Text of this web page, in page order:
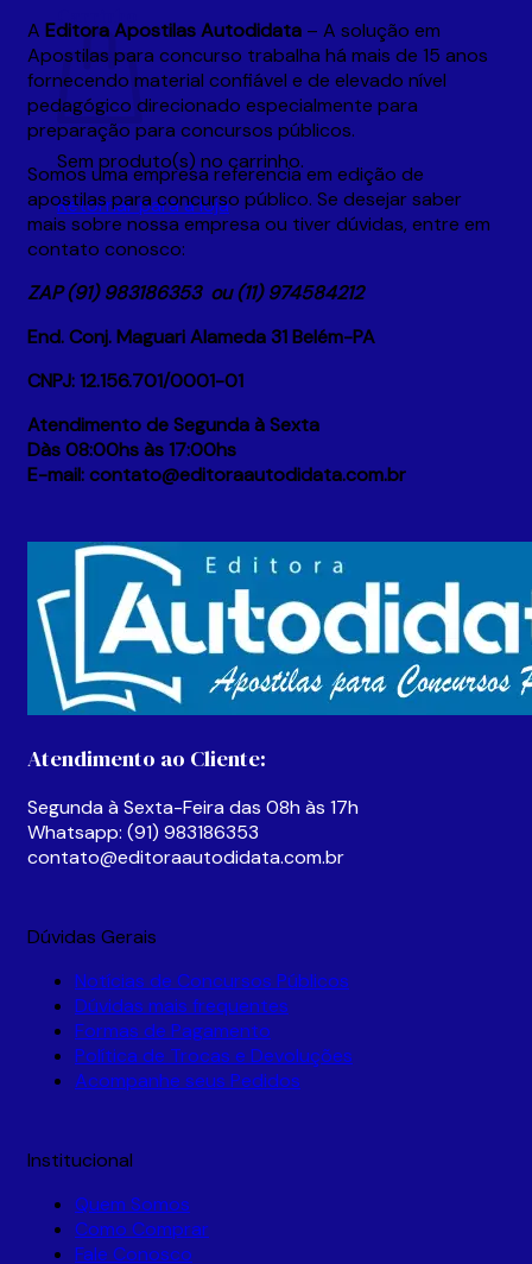
Sem produto(s) no carrinho.
Retornar para a loja
A EditoraApostilas Autodidata – A solução em
Apostilas para concurso trabalha há mais de 15 anos
fornecendo material confiável e de elevado nível
pedagógico direcionado especialmente para
preparação para concursos públicos.
Somos uma empresa referencia em edição de
apostilas para concurso público. Se desejar saber
mais sobre nossa empresa ou tiver dúvidas, entre em
contato conosco:
ZAP (91) 983186353 ou (11) 974584212
End. Conj. Maguari Alameda 31 Belém-PA
CNPJ: 12.156.701/0001-01
Atendimento de Segunda à Sexta
Dàs 08:00hs às 17:00hs
E-mail: contato@editoraautodidata.com.br
Atendimento ao Cliente:
Segunda à Sexta-Feira das 08h às 17h
Whatsapp: (91) 983186353
contato@editoraautodidata.com.br
Dúvidas Gerais
Notícias de Concursos Públicos
Dúvidas mais frequentes
Formas de Pagamento
Política de Trocas e Devoluções
Acompanhe seus Pedidos
Institucional
Quem Somos
Como Comprar
Fale Conosco